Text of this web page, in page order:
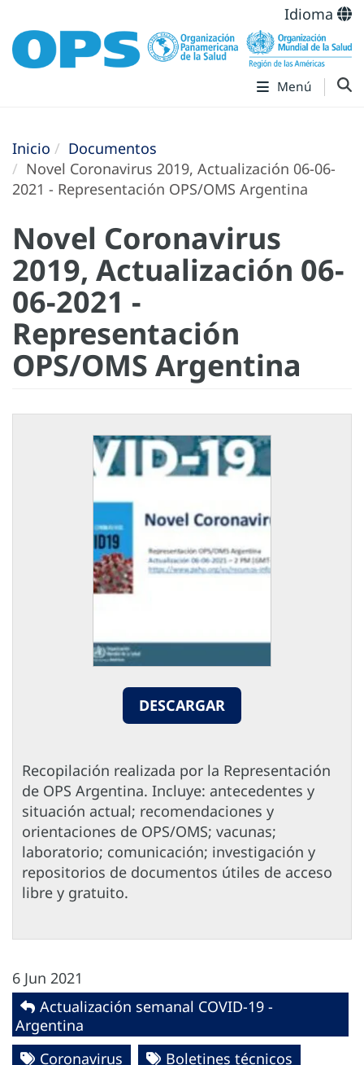
Idioma
Menú
Inicio
Documentos
Novel Coronavirus 2019, Actualización 06-06-
2021 - Representación OPS/OMS Argentina
Novel Coronavirus
2019, Actualización 06-
06-2021 -
Representación
OPS/OMS Argentina
DESCARGAR
Recopilación realizada por la Representación
de OPS Argentina. Incluye: antecedentes y
situación actual; recomendaciones y
orientaciones de OPS/OMS; vacunas;
laboratorio; comunicación; investigación y
repositorios de documentos útiles de acceso
libre y gratuito.
6 Jun 2021
Actualización semanal COVID-19 -
Argentina
Coronavirus
Boletines técnicos